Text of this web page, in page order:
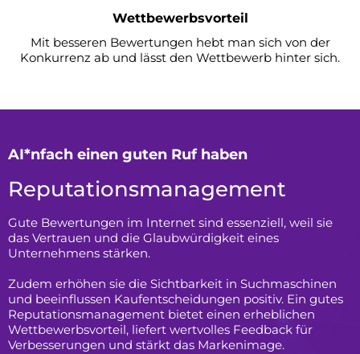
Wettbewerbsvorteil
Mit besseren Bewertungen hebt man sich von der
Konkurrenz ab und lässt den Wettbewerb hinter sich.
AI*nfach einen guten Ruf haben
Reputationsmanagement
Gute Bewertungen im Internet sind essenziell, weil sie
das Vertrauen und die Glaubwürdigkeit eines
Unternehmens stärken.
Zudem erhöhen sie die Sichtbarkeit in Suchmaschinen
und beeinflussen Kaufentscheidungen positiv. Ein gutes
Reputationsmanagement bietet einen erheblichen
Wettbewerbsvorteil, liefert wertvolles Feedback für
Verbesserungen und stärkt das Markenimage.